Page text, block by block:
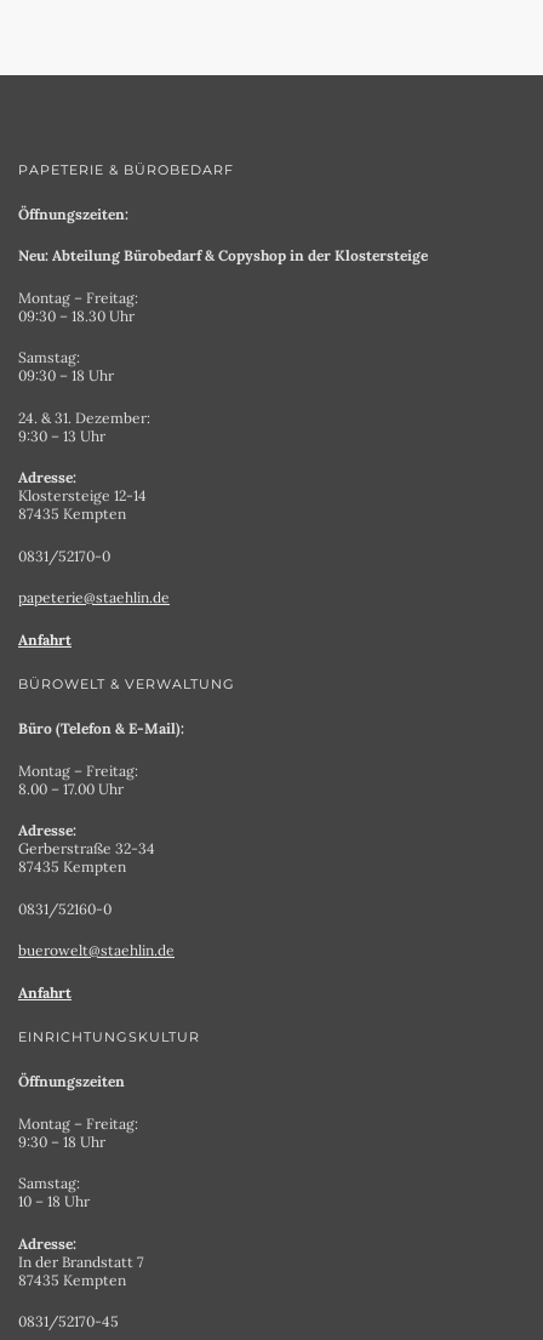
PAPETERIE & BÜROBEDARF
Öffnungszeiten:
Neu: Abteilung Bürobedarf & Copyshop in der Klostersteige
Montag – Freitag:
09:30 – 18.30 Uhr
Samstag:
09:30 – 18 Uhr
24. & 31. Dezember:
9:30 – 13 Uhr
Adresse:
Klostersteige 12-14
87435 Kempten
0831/52170-0
papeterie@staehlin.de
Anfahrt
BÜROWELT & VERWALTUNG
Büro (Telefon & E-Mail):
Montag – Freitag:
8.00 – 17.00 Uhr
Adresse:
Gerberstraße 32-34
87435 Kempten
0831/52160-0
buerowelt@staehlin.de
Anfahrt
EINRICHTUNGSKULTUR
Öffnungszeiten
Montag – Freitag:
9:30 – 18 Uhr
Samstag:
10 – 18 Uhr
Adresse:
In der Brandstatt 7
87435 Kempten
0831/52170-45